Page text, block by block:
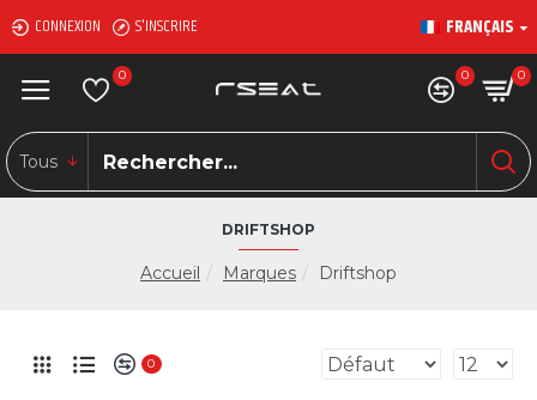
CONNEXION S'INSCRIRE FRANÇAIS
0 0 0
Tous
Accueil Marques Driftshop
DRIFTSHOP
0